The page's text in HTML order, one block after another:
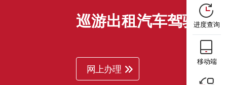
巡游出租汽车驾驶员
网上办理
进度查询
移动端